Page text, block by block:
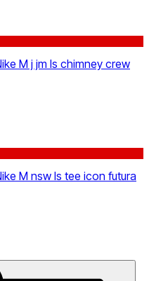
M j jm ls chimney crew
M nsw ls tee icon futura